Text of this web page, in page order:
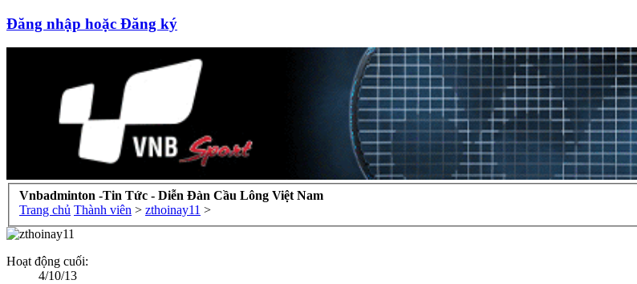
Đăng nhập hoặc Đăng ký
Vnbadminton -Tin Tức - Diễn Đàn Cầu Lông Việt Nam
Trang chủ Thành viên > zthoinay11 >
Hoạt động cuối:
4/10/13